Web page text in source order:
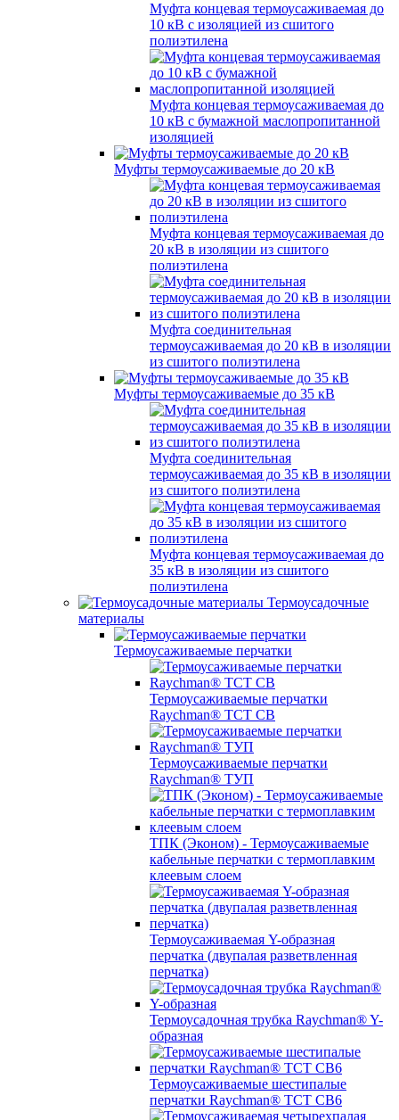
Муфта концевая термоусаживаемая до
10 кВ с изоляцией из сшитого
полиэтилена
Муфта концевая термоусаживаемая до
10 кВ с бумажной маслопропитанной
изоляцией
Муфты термоусаживаемые до 20 кВ
Муфта концевая термоусаживаемая до
20 кВ в изоляции из сшитого
полиэтилена
Муфта соединительная
термоусаживаемая до 20 кВ в изоляции
из сшитого полиэтилена
Муфты термоусаживаемые до 35 кВ
Муфта соединительная
термоусаживаемая до 35 кВ в изоляции
из сшитого полиэтилена
Муфта концевая термоусаживаемая до
35 кВ в изоляции из сшитого
полиэтилена
Термоусадочные
материалы
Термоусаживаемые перчатки
Термоусаживаемые перчатки
Raychman® TCT CB
Термоусаживаемые перчатки
Raychman® ТУП
ТПК (Эконом) - Термоусаживаемые
кабельные перчатки с термоплавким
клеевым слоем
Термоусаживаемая Y-образная
перчатка (двупалая разветвленная
перчатка)
Термоусадочная трубка Raychman® Y-
образная
Термоусаживаемые шестипалые
перчатки Raychman® ТСТ СВ6